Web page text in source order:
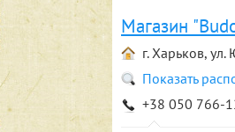
Магазин
г. Харьков,
Показать
+38 050 766-